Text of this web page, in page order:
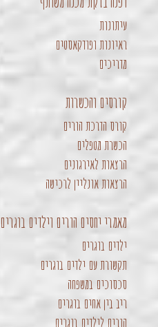
עיתונות
ראיונות ופודקאסטים
מדריכים
קורסים והכשרות
קורס הדרכת הורים
הכשרת מטפלים
הרצאות לאירגונים
הרצאות אונליין לרכישה
מאמרי יחסים הורים וילדים בוגרים
ילדים בוגרים
תקשורת עם ילדים בוגרים
סכסוכים במשפחה
ריב בין אחים בוגרים
הורים לילדים בוגרים